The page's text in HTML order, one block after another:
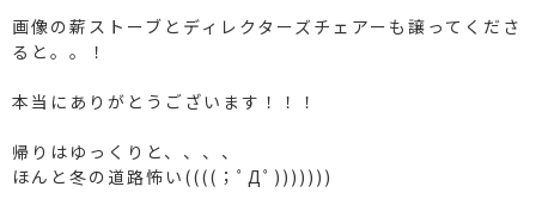
画像の薪ストーブとディレクターズチェアーも譲ってくださ
ると。。！
本当にありがとうございます！！！
帰りはゆっくりと、、、、
ほんと冬の道路怖い((((；ﾟДﾟ)))))))